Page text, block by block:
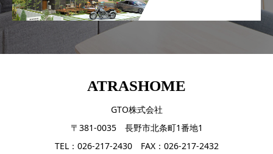
ATRASHOME
GTO株式会社
〒381-0035 長野市北条町1番地1
TEL：026-217-2430 FAX：026-217-2432